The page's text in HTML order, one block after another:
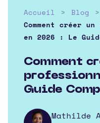
Accueil
Blog
Comment créer
en 2026 : Le
Comment
Guide
Mathilde